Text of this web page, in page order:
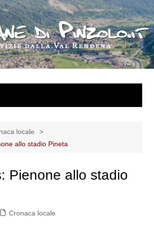
locale
allo stadio Pineta
Pienone allo stadio
Cronaca locale